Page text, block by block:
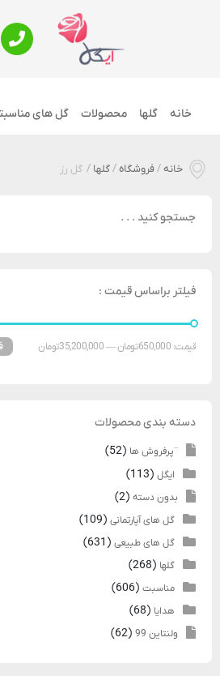
خانه گلها محصولات گل های
خانه/فروشگاه/گلها / گل رز
جستجو کنید . . .
فیلتر براساس قیمت :
قیمت: 650,000 تومان —35,200,000 تومان
دسته‌ بندی محصولات
¨پرفروش ها (52)
ایگل (113)
بدون دسته (2)
گل های آپارتمانی (109)
گل های طبیعی (631)
گلها (268)
مناسبت (606)
هدایا (68)
ولنتاین 99 (62)